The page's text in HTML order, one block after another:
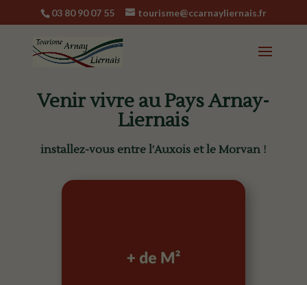
03 80 90 07 55 tourisme@ccarnayliernais.fr
Venir vivre au Pays Arnay-
Liernais
installez-vous entre l’Auxois et le Morvan !